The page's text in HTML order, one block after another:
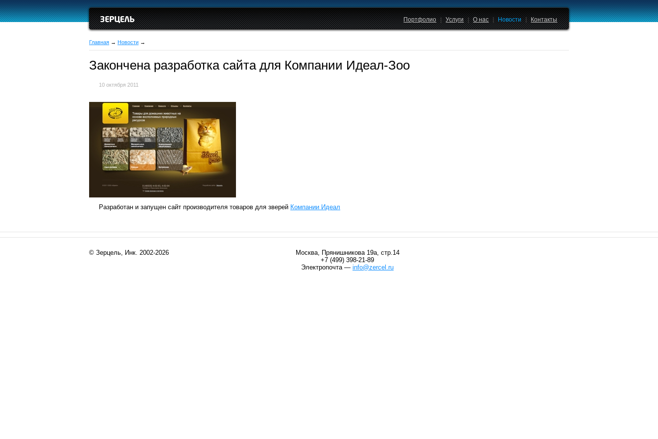
Портфолио | Услуги | О нас | Новости | Контакты
Главная → Новости →
Закончена разработка сайта для Компании Идеал-Зоо
10 октября 2011
Разработан и запущен сайт производителя товаров для зверей Компании Идеал
© Зерцель, Инк. 2002-2026
Москва, Прянишникова 19а, стр.14
+7 (499) 398-21-89
Электропочта — info@zercel.ru